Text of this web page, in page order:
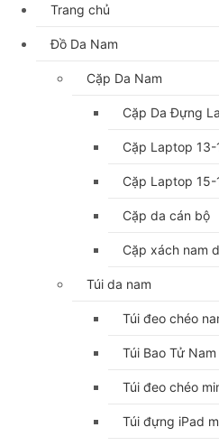
Trang chủ
Đồ Da Nam
Cặp Da Nam
Cặp Da Đựng
Cặp Laptop 13-
Cặp Laptop 15-
Cặp da cán bộ
Cặp xách nam
Túi da nam
Túi đeo chéo
Túi Bao Tử
Túi đeo chéo
Túi đựng iPad